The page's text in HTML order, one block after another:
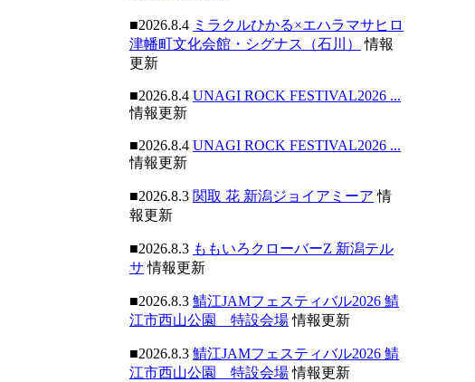
■2026.8.4 ミラクルひかる×エハラマサヒロ
津幡町文化会館・シグナス（石川）
情報
更新
■2026.8.4 UNAGI ROCK FESTIVAL2026 ...
情報更新
■2026.8.4 UNAGI ROCK FESTIVAL2026 ...
情報更新
■2026.8.3 関取 花 新潟ジョイアミーア 情
報更新
■2026.8.3 ももいろクローバーZ 新潟テル
サ 情報更新
■2026.8.3 鯖江JAMフェスティバル2026 鯖
江市西山公園 特設会場情報更新
■2026.8.3 鯖江JAMフェスティバル2026 鯖
江市西山公園 特設会場情報更新